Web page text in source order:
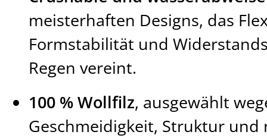
meisterhaften Designs, das
Formstabilität und
Regen vereint.
100 % Wollfilz, ausgewählt
Geschmeidigkeit, Struktur